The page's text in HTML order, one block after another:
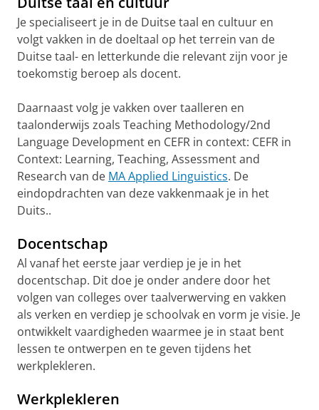
Je specialiseert je in de Duitse taal en cultuur en
volgt vakken in de doeltaal op het terrein van de
Duitse taal- en letterkunde die relevant zijn voor je
toekomstig beroep als docent.
Daarnaast volg je vakken over taalleren en
taalonderwijs zoals Teaching Methodology/2nd
Language Development en CEFR in context: CEFR in
Context: Learning, Teaching, Assessment and
Research van de MA Applied Linguistics. De
eindopdrachten van deze vakkenmaak je in het
Duits..
Docentschap
Al vanaf het eerste jaar verdiep je je in het
docentschap. Dit doe je onder andere door het
volgen van colleges over taalverwerving en vakken
als verken en verdiep je schoolvak en vorm je visie. Je
ontwikkelt vaardigheden waarmee je in staat bent
lessen te ontwerpen en te geven tijdens het
werkplekleren.
Werkplekleren